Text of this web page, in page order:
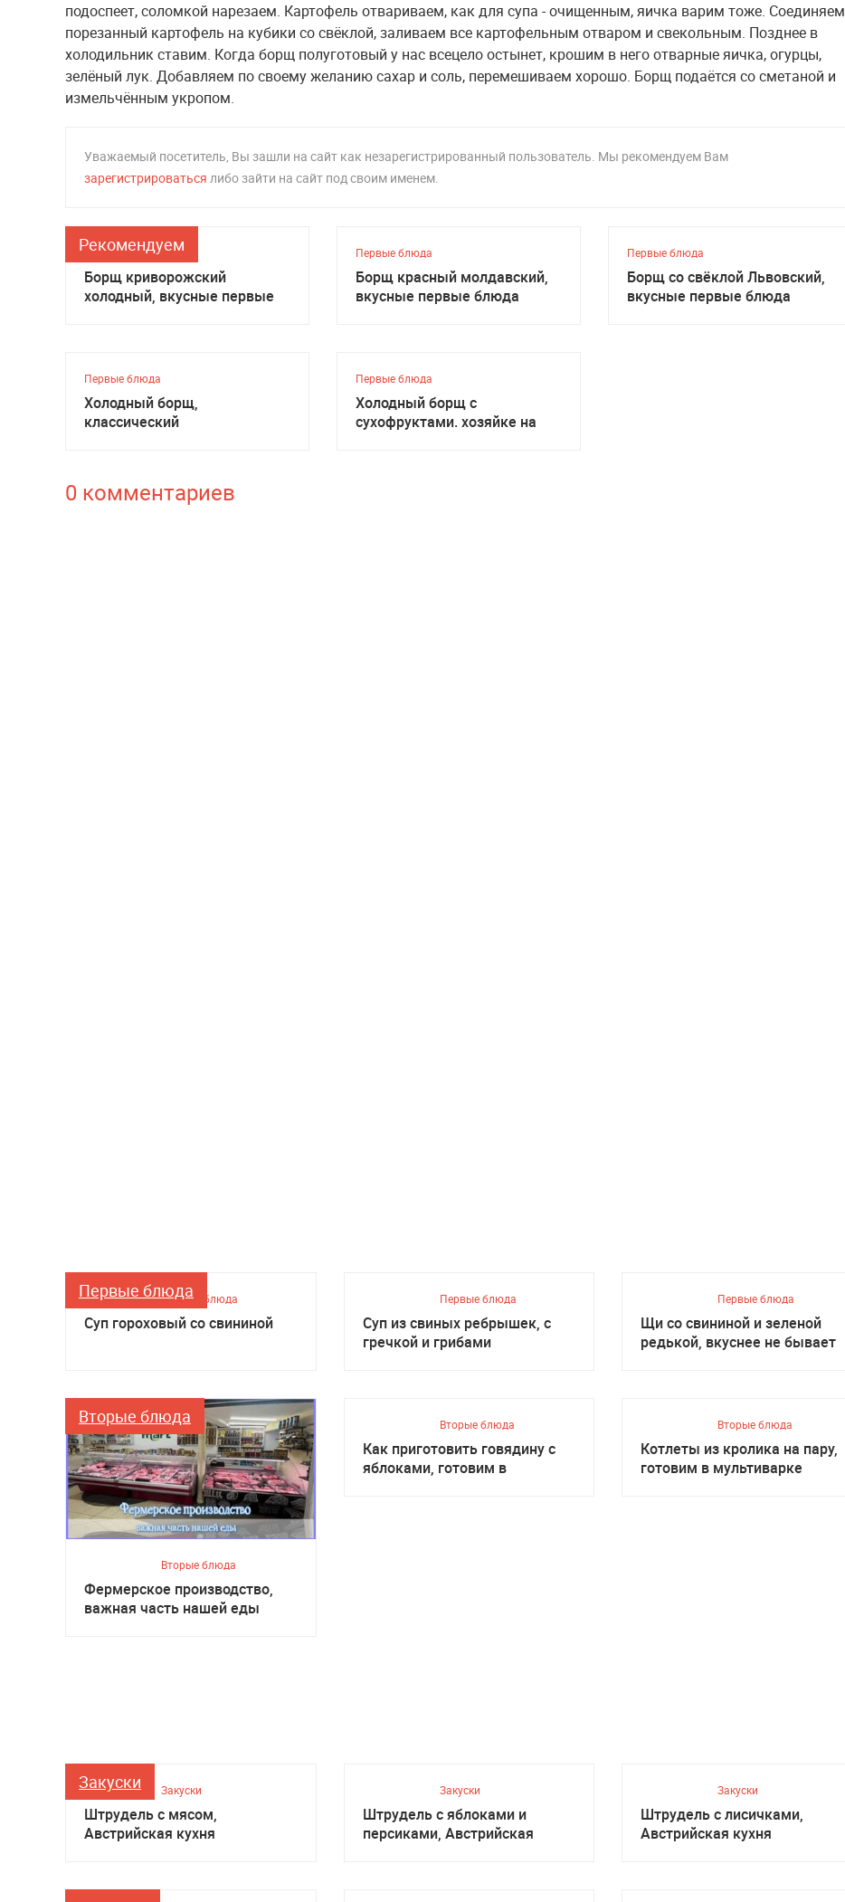
подоспеет, соломкой нарезаем. Картофель отвариваем, как для супа - очищенным, яичка варим тоже. Соединяем
порезанный картофель на кубики со свёклой, заливаем все картофельным отваром и свекольным. Позднее в
холодильник ставим. Когда борщ полуготовый у нас всецело остынет, крошим в него отварные яичка, огурцы,
зелёный лук. Добавляем по своему желанию сахар и соль, перемешиваем хорошо. Борщ подаётся со сметаной и
измельчённым укропом.
Уважаемый посетитель, Вы зашли на сайт как незарегистрированный пользователь. Мы рекомендуем Вам
зарегистрироваться либо зайти на сайт под своим именем.
Рекомендуем
Первые блюда
Борщ криворожский
холодный, вкусные первые
Первые блюда
Борщ красный молдавский,
вкусные первые блюда
Первые блюда
Борщ со свёклой Львовский,
вкусные первые блюда
Первые блюда
Холодный борщ,
классический
Первые блюда
Холодный борщ с
сухофруктами. хозяйке на
0 комментариев
Первые блюдаПервые блюда
Суп гороховый со свининой
Первые блюда
Суп из свиных ребрышек, с
гречкой и грибами
Первые блюда
Щи со свининой и зеленой
редькой, вкуснее не бывает
Вторые блюда
Вторые блюда
Фермерское производство,
важная часть нашей еды
Вторые блюда
Как приготовить говядину с
яблоками, готовим в
Вторые блюда
Котлеты из кролика на пару,
готовим в мультиварке
Закуски Закуски
Штрудель с мясом,
Австрийская кухня
Закуски
Штрудель с яблоками и
персиками, Австрийская
Закуски
Штрудель с лисичками,
Австрийская кухня